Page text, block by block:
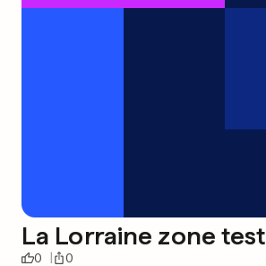
La Lorraine zone test
0 0